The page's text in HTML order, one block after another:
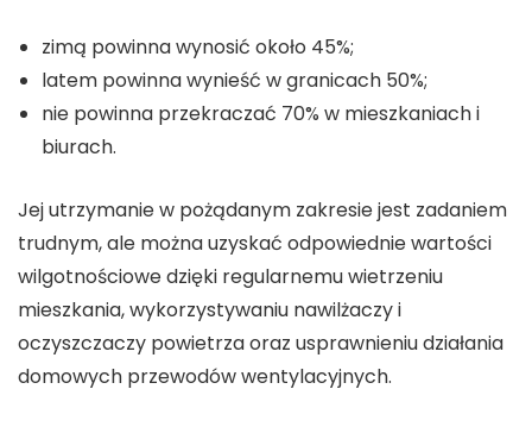
zimą powinna wynosić około 45%;
latem powinna wynieść w granicach 50%;
nie powinna przekraczać 70% w mieszkaniach i
biurach.
Jej utrzymanie w pożądanym zakresie jest zadaniem
trudnym, ale można uzyskać odpowiednie wartości
wilgotnościowe dzięki regularnemu wietrzeniu
mieszkania, wykorzystywaniu nawilżaczy i
oczyszczaczy powietrza oraz usprawnieniu działania
domowych przewodów wentylacyjnych.